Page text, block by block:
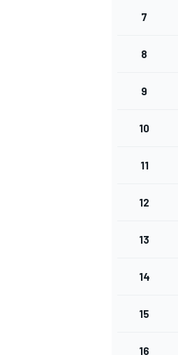
7
8
9
10
11
12
13
14
15
16